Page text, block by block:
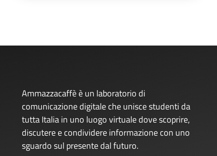
Ammazzacaffè è un laboratorio di
comunicazione digitale che unisce studenti da
tutta Italia in uno luogo virtuale dove scoprire,
discutere e condividere informazione con uno
sguardo sul presente dal futuro.